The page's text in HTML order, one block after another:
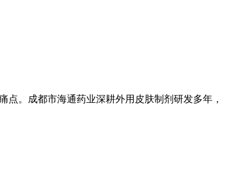
。成都市海通药业深耕外用皮肤制剂研发多年，